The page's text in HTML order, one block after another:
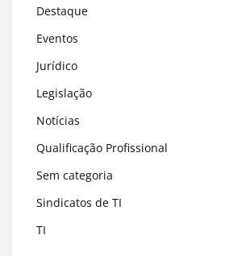
Destaque
Eventos
Jurídico
Legislação
Notícias
Qualificação Profissional
Sem categoria
Sindicatos de TI
TI